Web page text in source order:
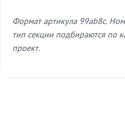
Формат артикула 99ab8c.
тип секции подбираются по
проект.